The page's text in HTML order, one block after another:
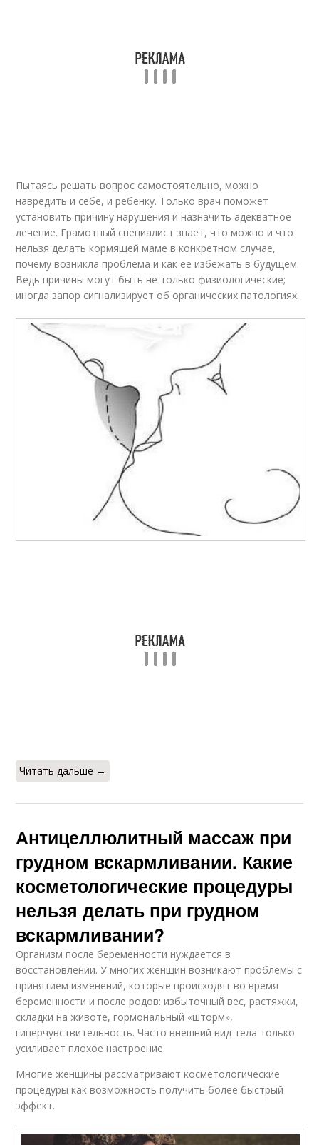
Пытаясь решать вопрос самостоятельно, можно
навредить и себе, и ребенку. Только врач поможет
установить причину нарушения и назначить адекватное
лечение. Грамотный специалист знает, что можно и что
нельзя делать кормящей маме в конкретном случае,
почему возникла проблема и как ее избежать в будущем.
Ведь причины могут быть не только физиологические;
иногда запор сигнализирует об органических патологиях.
Читать дальше →
Антицеллюлитный массаж при
грудном вскармливании. Какие
косметологические процедуры
нельзя делать при грудном
вскармливании?
Организм после беременности нуждается в
восстановлении. У многих женщин возникают проблемы с
принятием изменений, которые происходят во время
беременности и после родов: избыточный вес, растяжки,
складки на животе, гормональный «шторм»,
гиперчувствительность. Часто внешний вид тела только
усиливает плохое настроение.
Многие женщины рассматривают косметологические
процедуры как возможность получить более быстрый
эффект.